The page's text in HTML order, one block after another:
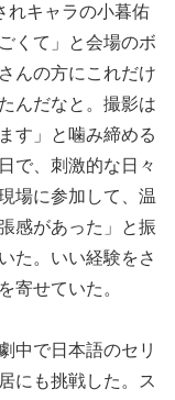
れキャラの小暮佑
くて」と会場のボ
んの方にこれだけ
んだなと。撮影は
す」と噛み締める
で、刺激的な日々
場に参加して、温
感があった」と振
た。いい経験をさ
寄せていた。
中で日本語のセリ
にも挑戦した。ス